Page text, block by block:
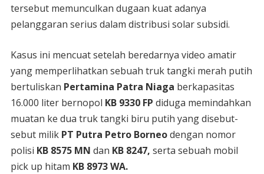
tersebut memunculkan dugaan kuat adanya
pelanggaran serius dalam distribusi solar subsidi.
Kasus ini mencuat setelah beredarnya video amatir
yang memperlihatkan sebuah truk tangki merah putih
bertuliskan Pertamina Patra Niaga berkapasitas
16.000 liter bernopol KB 9330 FP diduga memindahkan
muatan ke dua truk tangki biru putih yang disebut-
sebut milik PT Putra Petro Borneodengan nomor
polisi KB 8575 MN dan KB 8247, serta sebuah mobil
pick up hitam KB 8973 WA.